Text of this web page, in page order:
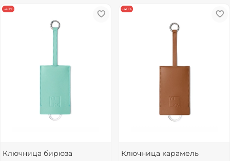
-40%
Ключница бирюза
-40%
Ключница карамель